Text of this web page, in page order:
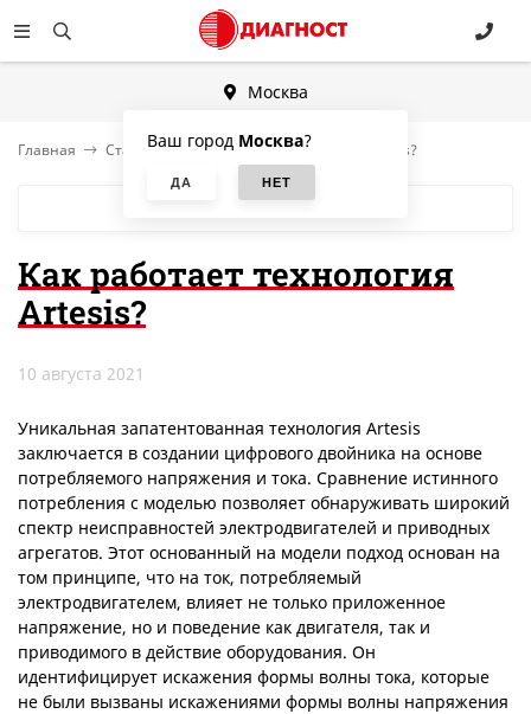
Москва
Ваш город Москва?
Главная Статьи Как работает технология Artesis?
Как работает технология
Artesis?
10 августа 2021
Уникальная запатентованная технология Artesis
заключается в создании цифрового двойника на основе
потребляемого напряжения и тока. Сравнение истинного
потребления с моделью позволяет обнаруживать широкий
спектр неисправностей электродвигателей и приводных
агрегатов. Этот основанный на модели подход основан на
том принципе, что на ток, потребляемый
электродвигателем, влияет не только приложенное
напряжение, но и поведение как двигателя, так и
приводимого в действие оборудования. Он
идентифицирует искажения формы волны тока, которые
не были вызваны искажениями формы волны напряжения